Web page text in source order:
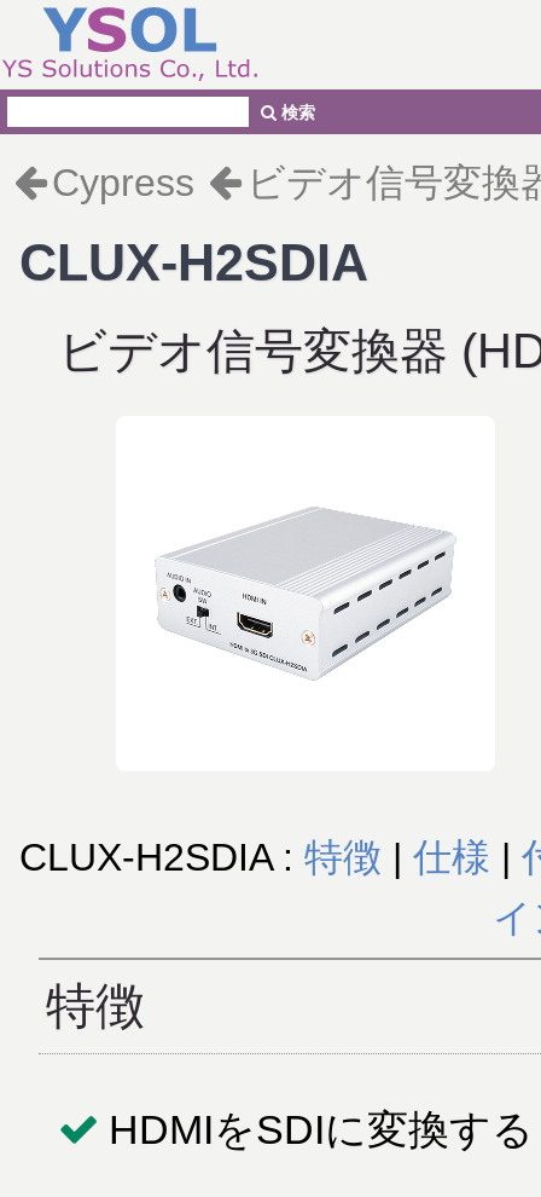
Cypress ビデオ信号変換
CLUX-H2SDIA
ビデオ信号変換器
CLUX-H2SDIA : 特徴 | 仕様 |
特徴
HDMIをSDIに変換す
検索